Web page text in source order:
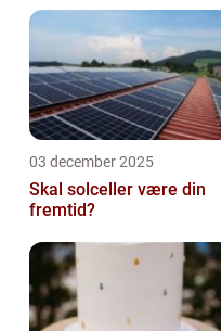
03 december 2025
Skal solceller være din
fremtid?